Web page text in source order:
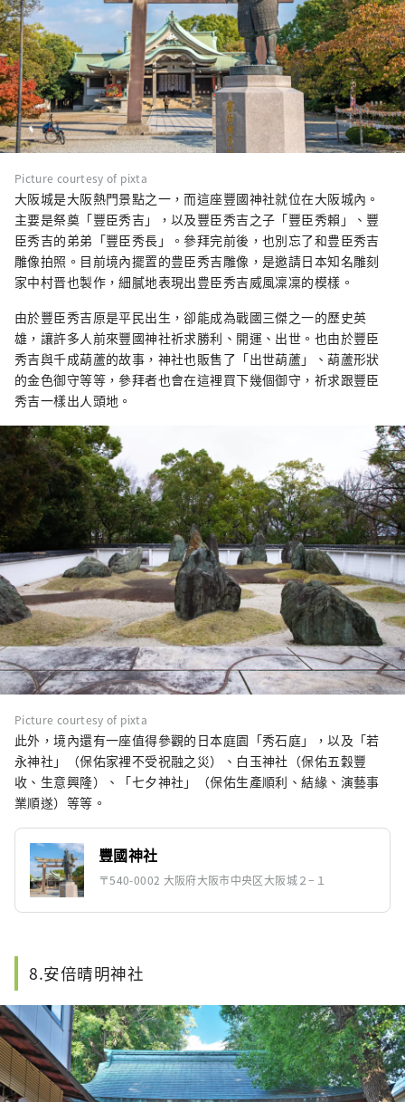
Picture courtesy of pixta
大阪城是大阪熱門景點之一，而這座豐國神社就位在大阪城內。
主要是祭奠「豐臣秀吉」，以及豐臣秀吉之子「豐臣秀賴」、豐
臣秀吉的弟弟「豐臣秀長」。參拜完前後，也別忘了和豊臣秀吉
雕像拍照。目前境內擺置的豊臣秀吉雕像，是邀請日本知名雕刻
家中村晋也製作，細膩地表現出豊臣秀吉威風凜凜的模樣。
由於豐臣秀吉原是平民出生，卻能成為戰國三傑之一的歷史英
雄，讓許多人前來豐國神社祈求勝利、開運、出世。也由於豐臣
秀吉與千成葫蘆的故事，神社也販售了「出世葫蘆」、葫蘆形狀
的金色御守等等，參拜者也會在這裡買下幾個御守，祈求跟豐臣
秀吉一樣出人頭地。
Picture courtesy of pixta
此外，境內還有一座值得參觀的日本庭園「秀石庭」，以及「若
永神社」（保佑家裡不受祝融之災）、白玉神社（保佑五穀豐
收、生意興隆）、「七夕神社」（保佑生產順利、結緣、演藝事
業順遂）等等。
豐國神社
〒540-0002 大阪府大阪市中央区大阪城２−１
8.安倍晴明神社